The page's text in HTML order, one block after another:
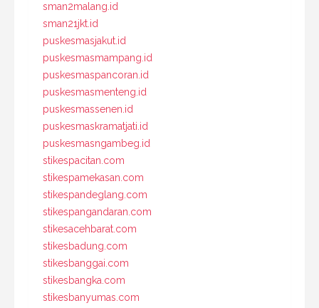
sman2malang.id
sman21jkt.id
puskesmasjakut.id
puskesmasmampang.id
puskesmaspancoran.id
puskesmasmenteng.id
puskesmassenen.id
puskesmaskramatjati.id
puskesmasngambeg.id
stikespacitan.com
stikespamekasan.com
stikespandeglang.com
stikespangandaran.com
stikesacehbarat.com
stikesbadung.com
stikesbanggai.com
stikesbangka.com
stikesbanyumas.com